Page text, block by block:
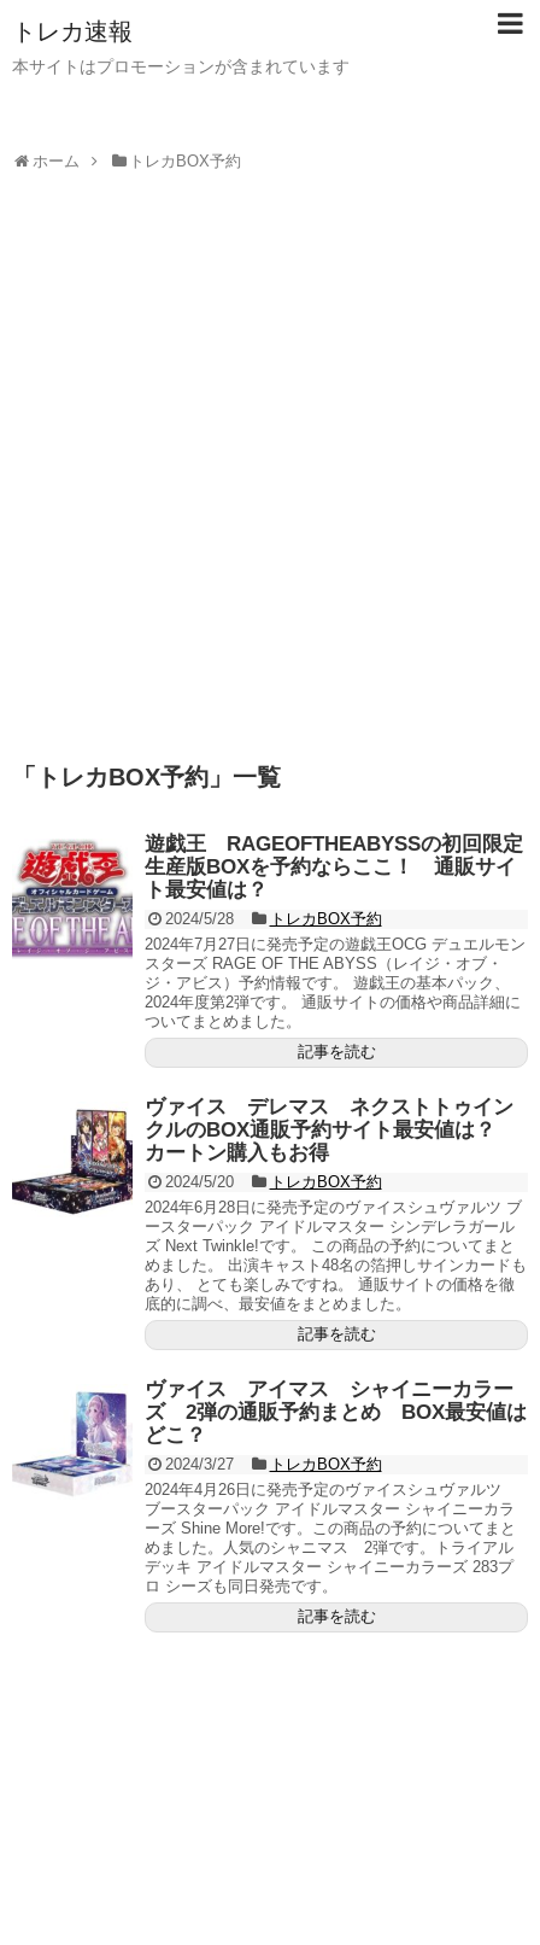
トレカ速報
本サイトはプロモーションが含まれています
ホーム トレカBOX予約
「 トレカBOX予約 」 一覧
遊戯王 RAGEOFTHEABYSSの初回限定
生産版BOXを予約ならここ！ 通販サイ
ト最安値は？
2024/5/28
トレカBOX予約
2024年7月27日に発売予定の遊戯王OCG デュエルモン
スターズ RAGE OF THE ABYSS（レイジ・オブ・
ジ・アビス）予約情報です。 遊戯王の基本パック、
2024年度第2弾です。 通販サイトの価格や商品詳細に
ついてまとめました。
記事を読む
ヴァイス デレマス ネクストトゥイン
クルのBOX通販予約サイト最安値は？
カートン購入もお得
2024/5/20
トレカBOX予約
2024年6月28日に発売予定のヴァイスシュヴァルツ ブ
ースターパック アイドルマスター シンデレラガール
ズ Next Twinkle!です。 この商品の予約についてまと
めました。 出演キャスト48名の箔押しサインカードも
あり、 とても楽しみですね。 通販サイトの価格を徹
底的に調べ、最安値をまとめました。
記事を読む
ヴァイス アイマス シャイニーカラー
ズ 2弾の通販予約まとめ BOX最安値は
どこ？
2024/3/27
トレカBOX予約
2024年4月26日に発売予定のヴァイスシュヴァルツ
ブースターパック アイドルマスター シャイニーカラ
ーズ Shine More!です。この商品の予約についてまと
めました。人気のシャニマス 2弾です。トライアル
デッキ アイドルマスター シャイニーカラーズ 283プ
ロ シーズも同日発売です。
記事を読む